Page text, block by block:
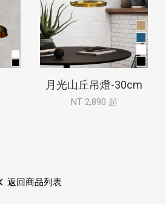
月光山丘吊燈-30cm
NT 2,890 起
返回商品列表